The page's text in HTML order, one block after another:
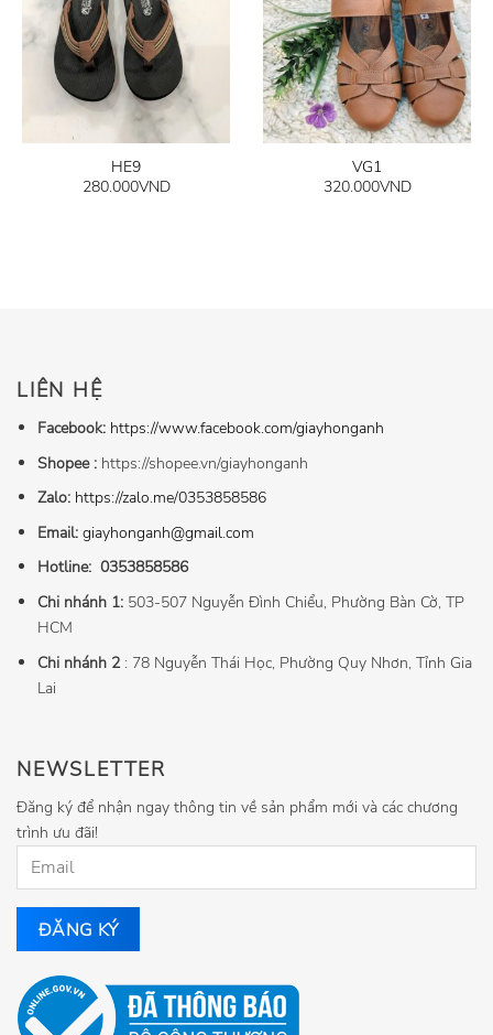
HE9
280.000VND
VG1
320.000VND
NEWSLETTER
Đăng ký để nhận ngay thông tin về sản phẩm mới và các chương
trình ưu đãi!
LIÊN HỆ
Facebook: https://www.facebook.com/giayhonganh
Shopee : https://shopee.vn/giayhonganh
Zalo: https://zalo.me/0353858586
Email: giayhonganh@gmail.com
Hotline: 0353858586
Chi nhánh 1: 503-507 Nguyễn Đình Chiểu, Phường Bàn Cờ, TP
HCM
Chi nhánh 2: 78 Nguyễn Thái Học, Phường Quy Nhơn, Tỉnh Gia
Lai